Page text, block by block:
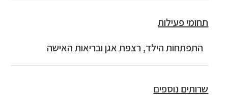
תחומי פעילות
התפתחות הילד, רצפת אגן ובריאות האישה
שרותים נוספים